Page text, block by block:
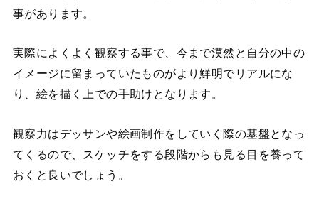
事があります。
実際によくよく観察する事で、今まで漠然と自分の中の
イメージに留まっていたものがより鮮明でリアルにな
り、絵を描く上での手助けとなります。
観察力はデッサンや絵画制作をしていく際の基盤となっ
てくるので、スケッチをする段階からも見る目を養って
おくと良いでしょう。